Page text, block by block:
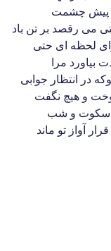
پیش چشمت
می رقصد بر تن باد
بیاورد مرا
در انتظار جوابی
و هیچ نگفت
سکوت و شب
آواز تو ماند